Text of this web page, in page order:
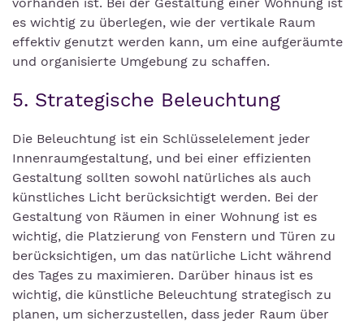
es wichtig zu überlegen, wie der vertikale Raum
effektiv genutzt werden kann, um eine aufgeräumte
und organisierte Umgebung zu schaffen.
5. Strategische Beleuchtung
Die Beleuchtung ist ein Schlüsselelement jeder
Innenraumgestaltung, und bei einer effizienten
Gestaltung sollten sowohl natürliches als auch
künstliches Licht berücksichtigt werden. Bei der
Gestaltung von Räumen in einer Wohnung ist es
wichtig, die Platzierung von Fenstern und Türen zu
berücksichtigen, um das natürliche Licht während
des Tages zu maximieren. Darüber hinaus ist es
wichtig, die künstliche Beleuchtung strategisch zu
planen, um sicherzustellen, dass jeder Raum über